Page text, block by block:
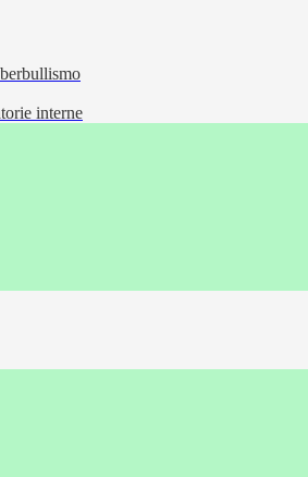
interne